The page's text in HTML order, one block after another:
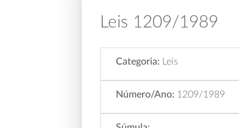
Leis 1209/1989
Categoria: Leis
Número/Ano: 1209/1989